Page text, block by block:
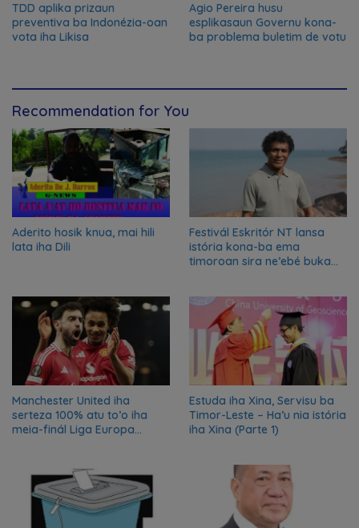
TDD aplika prizaun
preventiva ba Indonézia-oan
vota iha Likisa
Agio Pereira husu
esplikasaun Governu kona-
ba problema buletim de votu
Recommendation for You
Aderito hosik knua, mai hili
lata iha Dili
Festivál Eskritór NT lansa
istória kona-ba ema
timoroan sira ne’ebé buka
Manchester United iha
serteza 100% atu to’o iha
meia-finál Liga Europa
Estuda iha Xina, Servisu ba
Timor-Leste – Ha’u nia istória
iha Xina (Parte 1)